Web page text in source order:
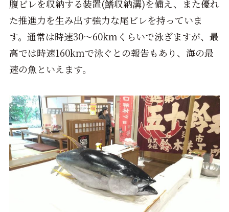
腹ビレを収納する装置(鰭収納溝)を備え、また優れ
た推進力を生み出す強力な尾ビレを持っていま
す。通常は時速30～60kmくらいで泳ぎますが、最
高では時速160kmで泳ぐとの報告もあり、海の最
速の魚といえます。